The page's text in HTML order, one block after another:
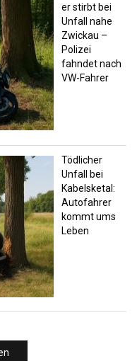
er stirbt bei
Unfall nahe
Zwickau –
Polizei
fahndet nach
VW-Fahrer
Tödlicher
Unfall bei
Kabelsketal:
Autofahrer
kommt ums
Leben